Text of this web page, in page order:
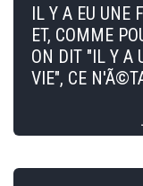
IL Y A EU UNE
ET, COMME
ON DIT "IL Y A
VIE", CE